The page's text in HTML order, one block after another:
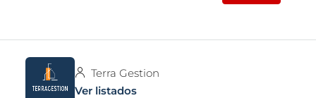
Terra Gestion
Ver listados